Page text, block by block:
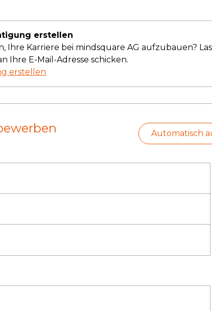
erstellen
Ihre Karriere bei mindsquare AG aufzubauen?
Ihre E-Mail-Adresse schicken.
erstellen
Automatisch